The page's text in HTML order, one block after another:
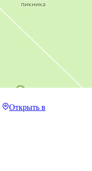
Открыть в